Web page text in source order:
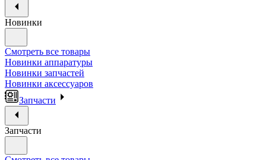
Новинки
Смотреть все товары
Новинки аппаратуры
Новинки запчастей
Новинки аксессуаров
Запчасти
Запчасти